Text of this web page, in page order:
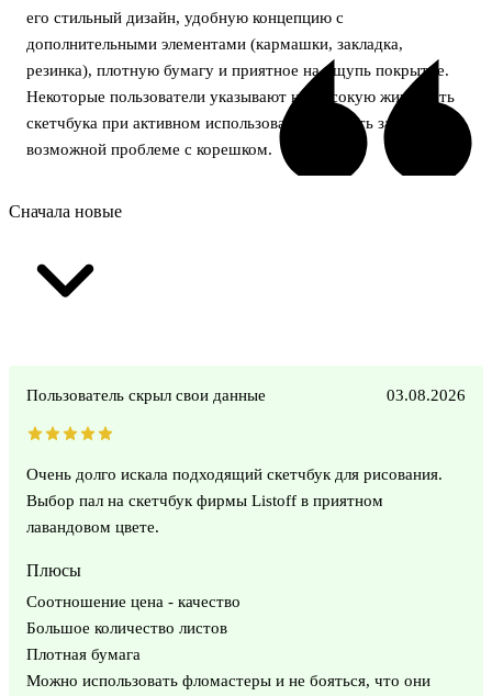
его стильный дизайн, удобную концепцию с
дополнительными элементами (кармашки, закладка,
резинка), плотную бумагу и приятное на ощупь покрытие.
Некоторые пользователи указывают на высокую живучесть
скетчбука при активном использовании, но есть замечание о
возможной проблеме с корешком.
Сначала новые
Пользователь скрыл свои данные 03.08.2026
Очень долго искала подходящий скетчбук для рисования.
Выбор пал на скетчбук фирмы Listoff в приятном
лавандовом цвете.
Плюсы
Соотношение цена - качество
Большое количество листов
Плотная бумага
Можно использовать фломастеры и не бояться, что они